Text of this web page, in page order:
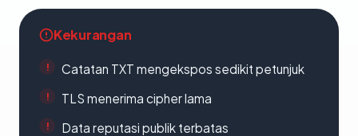
Kekurangan
Catatan TXT mengekspos sedikit petunjuk
TLS menerima cipher lama
Data reputasi publik terbatas